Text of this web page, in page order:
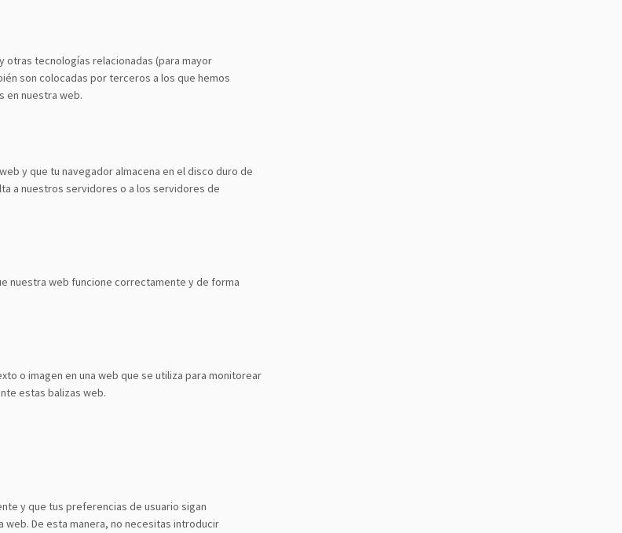
otras tecnologías relacionadas (para mayor
son colocadas por terceros a los que hemos
en nuestra web.
y que tu navegador almacena en el disco duro de
a nuestros servidores o a los servidores de
nuestra web funcione correctamente y de forma
o imagen en una web que se utiliza para monitorear
estas balizas web.
y que tus preferencias de usuario sigan
De esta manera, no necesitas introducir